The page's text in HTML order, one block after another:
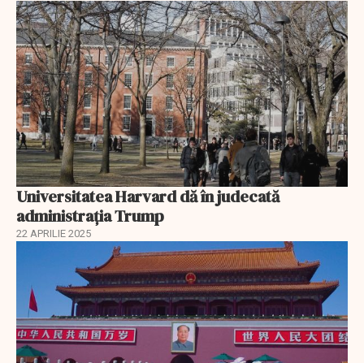
Universitatea Harvard dă în judecată
administrația Trump
22 APRILIE 2025